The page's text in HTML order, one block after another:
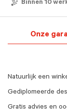
Binnen 10
Onze
Natuurlijk een
Gediplomeerde
Gratis advies en